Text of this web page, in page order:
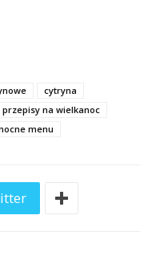
cytryna
przepisy na wielkanoc
menu